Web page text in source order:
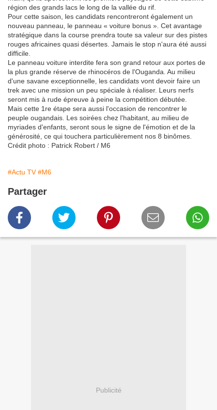
région des grands lacs le long de la vallée du rif.
Pour cette saison, les candidats rencontreront également un
nouveau panneau, le panneau « voiture bonus ». Cet avantage
stratégique dans la course prendra toute sa valeur sur des pistes
rouges africaines quasi désertes. Jamais le stop n'aura été aussi
difficile.
Le panneau voiture interdite fera son grand retour aux portes de
la plus grande réserve de rhinocéros de l'Ouganda. Au milieu
d'une savane exceptionnelle, les candidats vont devoir faire un
trek avec une mission un peu spéciale à réaliser. Leurs nerfs
seront mis à rude épreuve à peine la compétition débutée.
Mais cette 1re étape sera aussi l'occasion de rencontrer le
peuple ougandais. Les soirées chez l'habitant, au milieu de
myriades d'enfants, seront sous le signe de l'émotion et de la
générosité, ce qui touchera particulièrement nos 8 binômes.
Crédit photo : Patrick Robert / M6
#Actu TV #M6
Partager
Publicité